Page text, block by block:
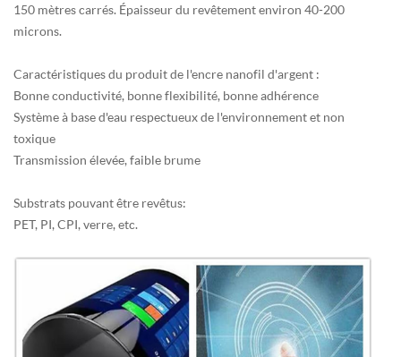
150 mètres carrés. Épaisseur du revêtement environ 40-200
microns.
Caractéristiques du produit de l'encre nanofil d'argent :
Bonne conductivité, bonne flexibilité, bonne adhérence
Système à base d'eau respectueux de l'environnement et non
toxique
Transmission élevée, faible brume
Substrats pouvant être revêtus :
PET, PI, CPI, verre, etc.